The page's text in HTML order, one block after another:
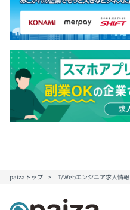
paizaトップ IT/Webエンジニア求人情報